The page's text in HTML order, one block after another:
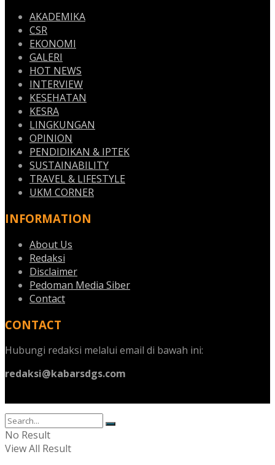
AKADEMIKA
CSR
EKONOMI
GALERI
HOT NEWS
INTERVIEW
KESEHATAN
KESRA
LINGKUNGAN
OPINION
PENDIDIKAN & IPTEK
SUSTAINABILITY
TRAVEL & LIFESTYLE
UKM CORNER
INFORMATION
About Us
Redaksi
Disclaimer
Pedoman Media Siber
Contact
CONTACT
Hubungi redaksi melalui email di bawah ini:
redaksi@kabarsdgs.com
No Result
View All Result